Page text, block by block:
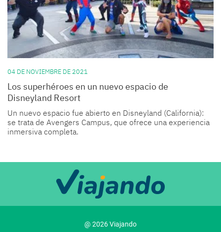
04 DE NOVIEMBRE DE 2021
Los superhéroes en un nuevo espacio de
Disneyland Resort
Un nuevo espacio fue abierto en Disneyland (California):
se trata de Avengers Campus, que ofrece una experiencia
inmersiva completa.
@ 2026 Viajando